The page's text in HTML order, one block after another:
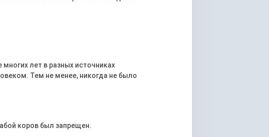
лет в разных источниках
Тем не менее, никогда не было
коров был запрещен.